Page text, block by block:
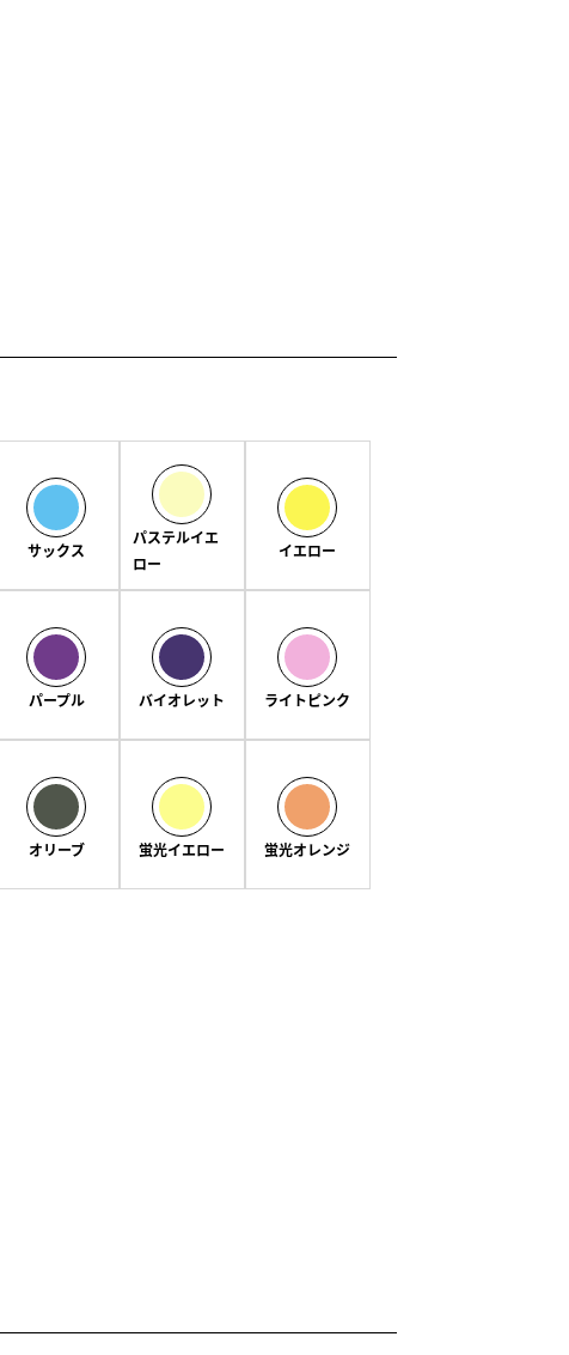
サックス
パステルイエ
ロー
イエロー
パープル バイオレット ライトピンク
オリーブ 蛍光イエロー 蛍光オレンジ